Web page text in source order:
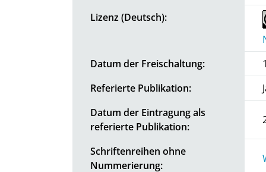
Lizenz (Deutsch):
Datum der Freischaltung:
Referierte Publikation:
Datum der Eintragung als
referierte Publikation:
Schriftenreihen ohne
Nummerierung: